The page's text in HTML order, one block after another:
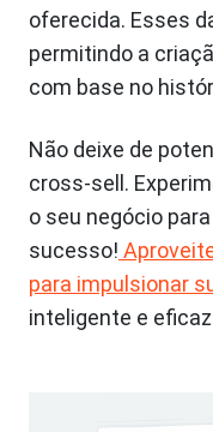
oferecida. Esses
permitindo a
com base no
Não deixe de
cross-sell.
o seu negócio
sucesso!
para impulsionar
inteligente e